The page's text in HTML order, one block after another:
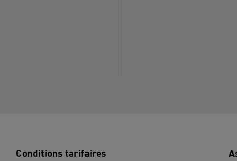
Conditions tarifaires